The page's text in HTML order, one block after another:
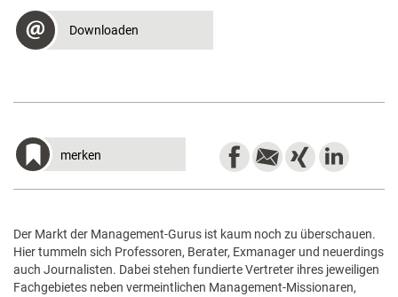
Downloaden
merken
Der Markt der Management-Gurus ist kaum noch zu überschauen.
Hier tummeln sich Professoren, Berater, Exmanager und neuerdings
auch Journalisten. Dabei stehen fundierte Vertreter ihres jeweiligen
Fachgebietes neben vermeintlichen Management-Missionaren,